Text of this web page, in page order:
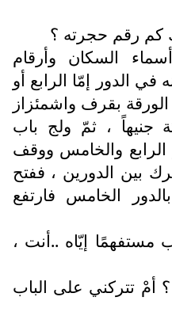
كم رقم حجرته ؟
السكان وأرقام
الدور إمّا الرابع أو
بقرف واشمئزاز
جنيهاً ، ثمّ ولج باب
والخامس ووقف
بين الدورين ، ففتح
الخامس فارتفع
مستفهمًا إيّاه ..أنت ،
أمْ تتركني على الباب